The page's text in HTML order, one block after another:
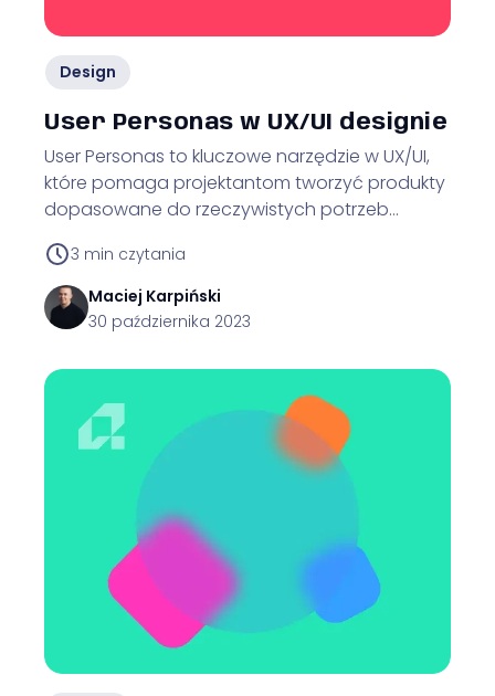
Design
User Personas w UX/UI designie
User Personas to kluczowe narzędzie w UX/UI,
które pomaga projektantom tworzyć produkty
dopasowane do rzeczywistych potrzeb
3 min czytania
Maciej Karpiński
30 października 2023